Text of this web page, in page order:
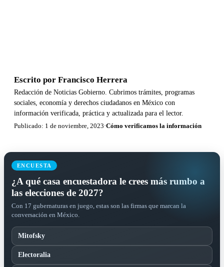
Escrito por Francisco Herrera
Redacción de Noticias Gobierno. Cubrimos trámites, programas
sociales, economía y derechos ciudadanos en México con
información verificada, práctica y actualizada para el lector.
Publicado: 1 de noviembre, 2023·Cómo verificamos la información
ENCUESTA
¿A qué casa encuestadora le crees más rumbo a
las elecciones de 2027?
Con 17 gubernaturas en juego, estas son las firmas que marcan la
conversación en México.
Mitofsky
Electoralia